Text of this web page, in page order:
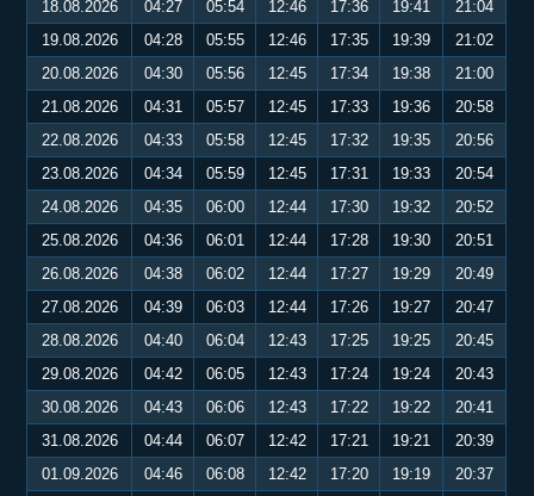
18.08.2026
04:27 05:54 12:46 17:36 19:41
21:04
19.08.2026
04:28 05:55 12:46 17:35 19:39
21:02
20.08.2026
04:30 05:56 12:45 17:34 19:38
21:00
21.08.2026
04:31 05:57 12:45 17:33 19:36
20:58
22.08.2026
04:33 05:58 12:45 17:32 19:35
20:56
23.08.2026
04:34 05:59 12:45 17:31 19:33
20:54
24.08.2026
04:35 06:00 12:44 17:30 19:32
20:52
25.08.2026
04:36 06:01 12:44 17:28 19:30
20:51
26.08.2026
04:38 06:02 12:44 17:27 19:29
20:49
27.08.2026
04:39 06:03 12:44 17:26 19:27
20:47
28.08.2026
04:40 06:04 12:43 17:25 19:25
20:45
29.08.2026
04:42 06:05 12:43 17:24 19:24
20:43
30.08.2026
04:43 06:06 12:43 17:22 19:22
20:41
31.08.2026
04:44 06:07 12:42 17:21 19:21
20:39
01.09.2026
04:46 06:08 12:42 17:20 19:19
20:37